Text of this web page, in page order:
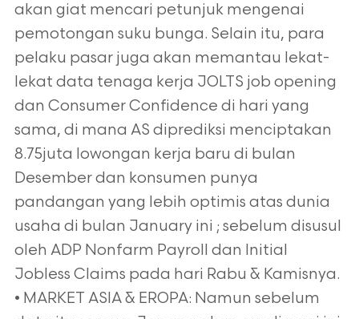
akan giat mencari petunjuk mengenai
pemotongan suku bunga. Selain itu, para
pelaku pasar juga akan memantau lekat-
lekat data tenaga kerja JOLTS job opening
dan Consumer Confidence di hari yang
sama, di mana AS diprediksi menciptakan
8.75juta lowongan kerja baru di bulan
Desember dan konsumen punya
pandangan yang lebih optimis atas dunia
usaha di bulan January ini ; sebelum disusul
oleh ADP Nonfarm Payroll dan Initial
Jobless Claims pada hari Rabu & Kamisnya.
• MARKET ASIA & EROPA: Namun sebelum